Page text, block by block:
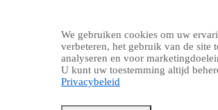
We gebruiken cookies om uw
verbeteren, het gebruik van de site
analyseren en voor
U kunt uw toestemming altijd
Privacybeleid